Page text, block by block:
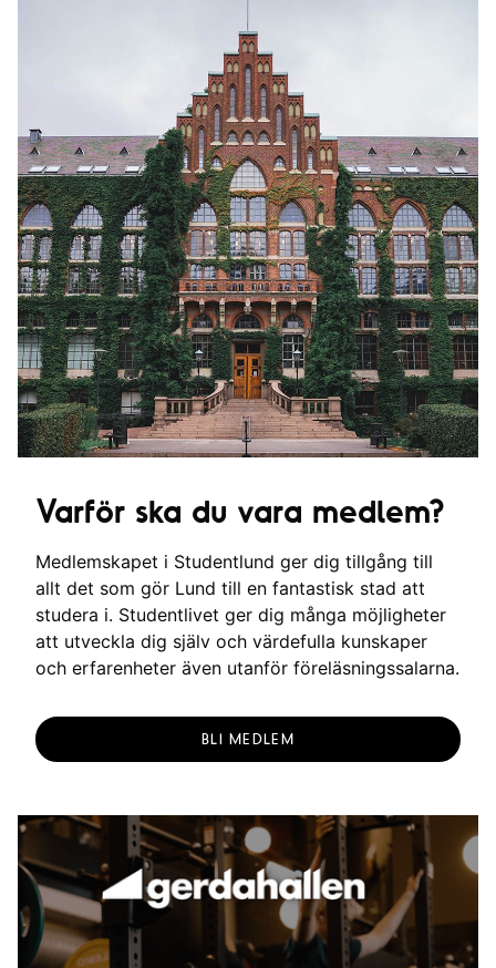
Varför ska du vara medlem?
Medlemskapet i Studentlund ger dig tillgång till
allt det som gör Lund till en fantastisk stad att
studera i. Studentlivet ger dig många möjligheter
att utveckla dig själv och värdefulla kunskaper
och erfarenheter även utanför föreläsningssalarna.
BLI MEDLEM